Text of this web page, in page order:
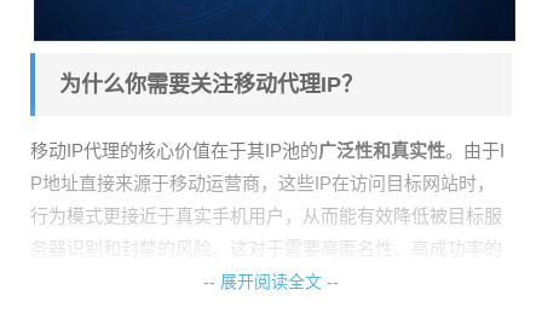
为什么你需要关注移动代理IP？
移动IP代理的核心价值在于其IP池的广泛性和真实性。由于I
P地址直接来源于移动运营商，这些IP在访问目标网站时，
行为模式更接近于真实手机用户，从而能有效降低被目标服
务器识别和封禁的风险。这对于需要高匿名性、高成功率的
网络业务来说，是一个关键考量因素。
-- 展开阅读全文 --